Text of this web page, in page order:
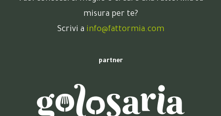
misura per te?
Scrivi a info@fattormia.com
partner